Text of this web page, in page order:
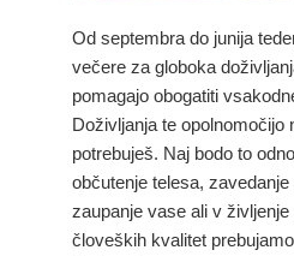
Od septembra do junija
večere za globoka
pomagajo obogatiti
Doživljanja te opolnomočijo
potrebuješ. Naj bodo to
občutenje telesa,
zaupanje vase ali v
človeških kvalitet